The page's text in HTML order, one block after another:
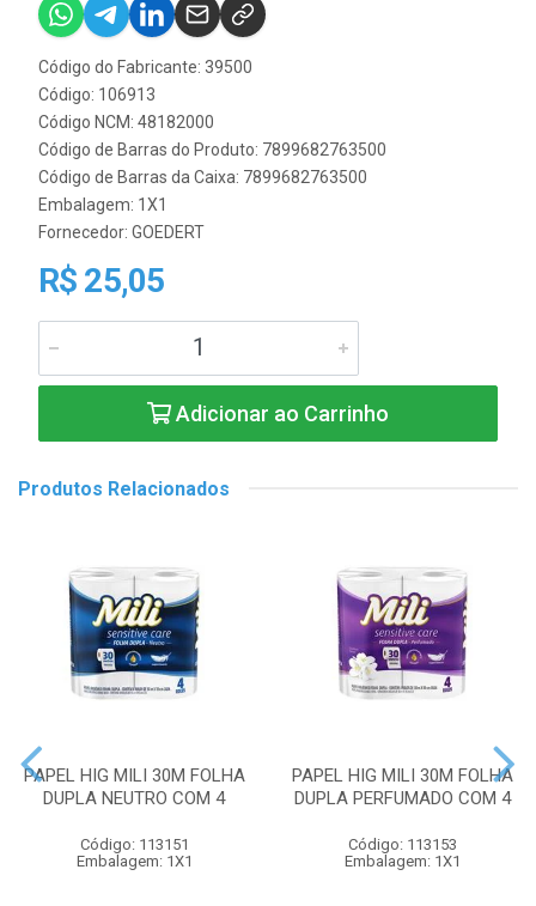
Código do Fabricante: 39500
Código: 106913
Código NCM: 48182000
Código de Barras do Produto: 7899682763500
Código de Barras da Caixa: 7899682763500
Embalagem: 1X1
Fornecedor: GOEDERT
R$ 25,05
Adicionar ao Carrinho
Produtos Relacionados
PAPEL HIG MILI 30M FOLHA
DUPLA NEUTRO COM 4
Código: 113151
Embalagem: 1X1
PAPEL HIG MILI 30M FOLHA
DUPLA PERFUMADO COM 4
Código: 113153
Embalagem: 1X1